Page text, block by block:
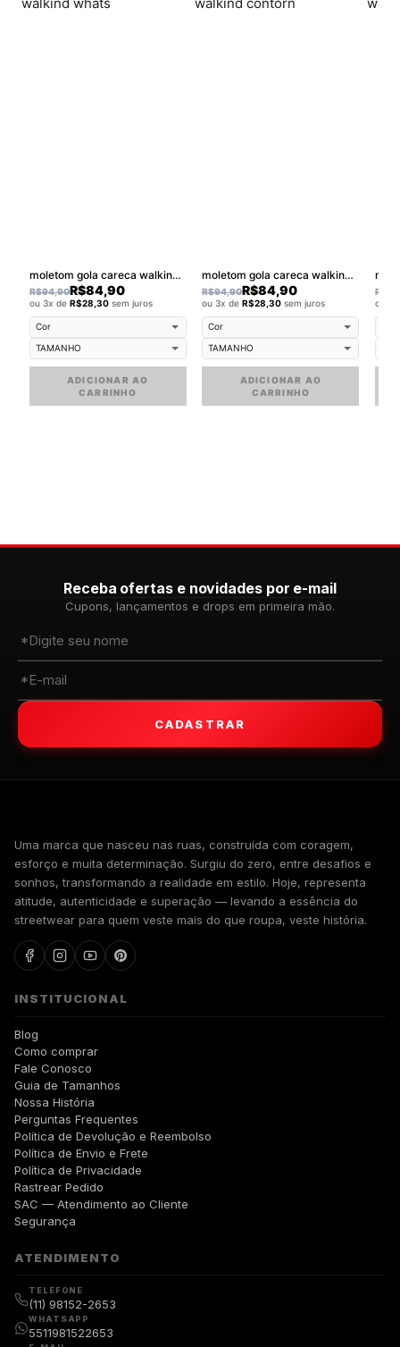
moletom gola careca walkind whats
R$94,90R$84,90
ou 3x de R$28,30sem juros
ADICIONAR AO
CARRINHO
moletom gola careca walkind contorn
R$94,90R$84,90
ou 3x deR$28,30 sem juros
ADICIONAR AO
CARRINHO
R$
ou
Receba ofertas e novidades por e-mail
Cupons, lançamentos e drops em primeira mão.
CADASTRAR
Uma marca que nasceu nas ruas, construída com coragem,
esforço e muita determinação. Surgiu do zero, entre desafios e
sonhos, transformando a realidade em estilo. Hoje, representa
atitude, autenticidade e superação — levando a essência do
streetwear para quem veste mais do que roupa, veste história.
INSTITUCIONAL
Blog
Como comprar
Fale Conosco
Guia de Tamanhos
Nossa História
Perguntas Frequentes
Política de Devolução e Reembolso
Política de Envio e Frete
Política de Privacidade
Rastrear Pedido
SAC — Atendimento ao Cliente
Segurança
ATENDIMENTO
TELEFONE
(11) 98152-2653
WHATSAPP
5511981522653